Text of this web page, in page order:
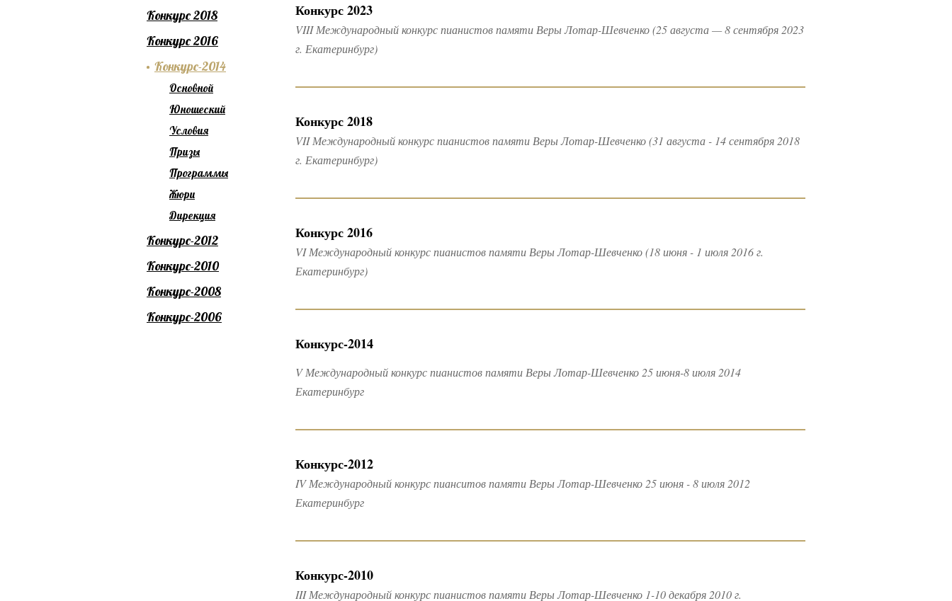
Конкурс 2023
VIII Международный конкурс пианистов памяти Веры Лотар-Шевченко (25 августа — 8 сентября 2023
г. Екатеринбург)
Конкурс 2018
VII Международный конкурс пианистов памяти Веры Лотар-Шевченко (31 августа - 14 сентября 2018
г. Екатеринбург)
Конкурс 2016
VI Международный конкурс пианистов памяти Веры Лотар-Шевченко (18 июня - 1 июля 2016 г.
Екатеринбург)
Конкурс-2014
V Международный конкурс пианистов памяти Веры Лотар-Шевченко 25 июня-8 июля 2014
Екатеринбург
Конкурс-2012
IV Международный конкурс пианситов памяти Веры Лотар-Шевченко 25 июня - 8 июля 2012
Екатеринбург
Конкурс-2010
III Международный конкурс пианистов памяти Веры Лотар-Шевченко 1-10 декабря 2010 г.
Конкурс 2018
Конкурс 2016
Конкурс-2014
Основной
Юношеский
Условия
Призы
Программы
Жюри
Дирекция
Конкурс-2012
Конкурс-2010
Конкурс-2008
Конкурс-2006